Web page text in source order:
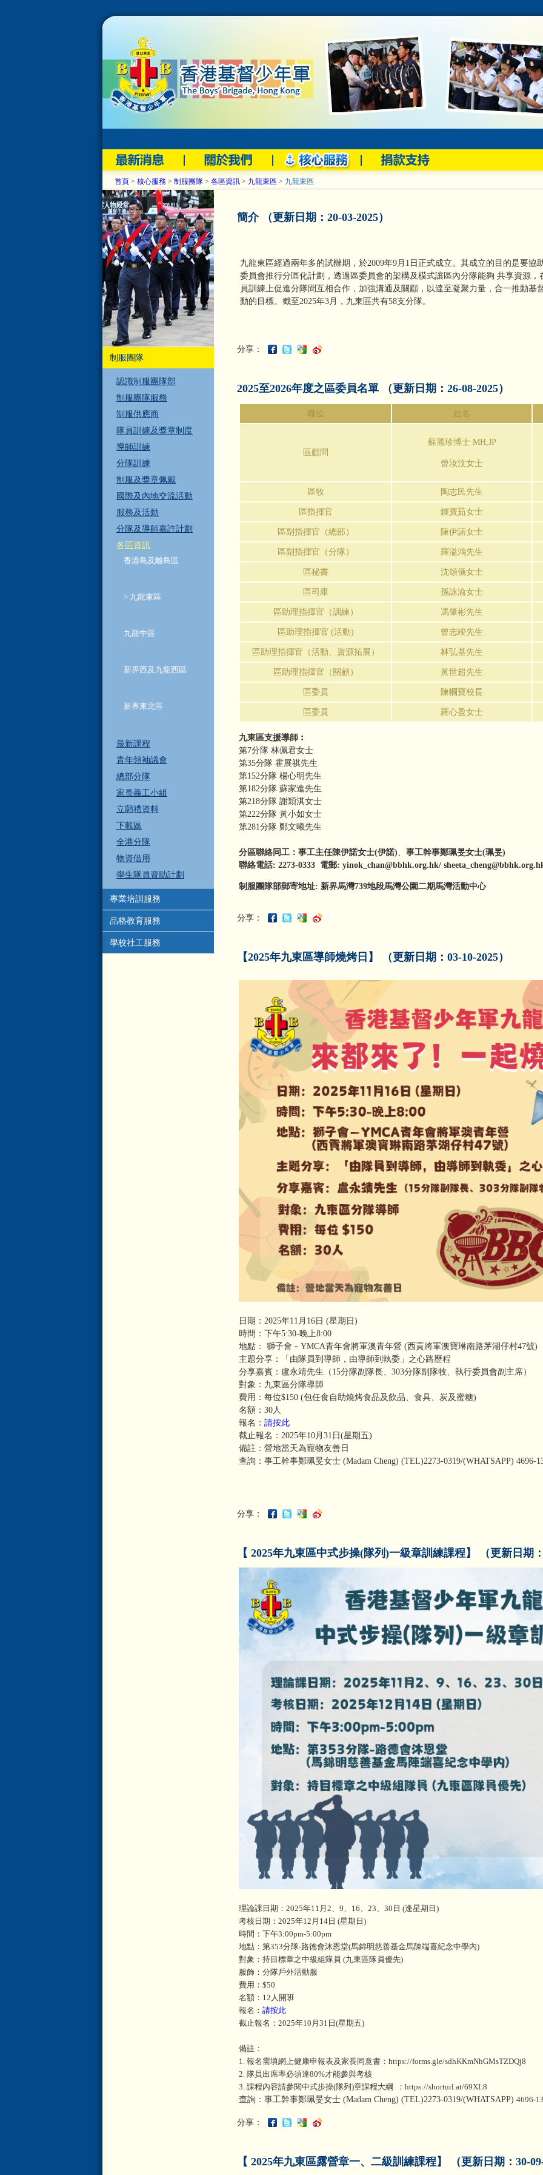
首頁 > 核心服務 > 制服團隊 > 各區資訊 > 九龍東區 > 九龍東區
制服團隊
認識制服團隊部
制服團隊服務
制服供應商
隊員訓練及獎章制度
導師訓練
分隊訓練
制服及獎章佩戴
國際及內地交流活動
服務及活動
分隊及導師嘉許計劃
各區資訊
香港島及離島區
> 九龍東區
九龍中區
新界西及九龍西區
新界東北區
最新課程
青年領袖議會
總部分隊
家長義工小組
立願禮資料
下載區
全港分隊
物資借用
學生隊員資助計劃
專業培訓服務
品格教育服務
學校社工服務
簡介 （更新日期：20-03-2025）
九龍東區經過兩年多的試辦期，於2009年9月1日正式成立。其成立的目的是要協
委員會推行分區化計劃，透過區委員會的架構及模式讓區內分隊能夠 共享資源，
員訓練上促進分隊間互相合作，加強溝通及關顧，以達至凝聚力量，合一推動基
動的目標。 截至2025年3月，九東區共有58支分隊。
分享：
2025至2026年度之區委員名單 （更新日期：26-08-2025）
職位 姓名
區顧問
蘇麗珍博士 MH,JP
曾汝汶女士
區牧 陶志民先生
區指揮官 鍾寶茹女士
區副指揮官（總部） 陳伊諾女士
區副指揮官（分隊） 羅溢鴻先生
區秘書 沈頌儀女士
區司庫 孫詠渝女士
區助理指揮官（訓練） 馮肇彬先生
區助理指揮官 (活動) 曾志竣先生
區助理指揮官（活動、 資源拓展 ） 林弘基先生
區助理指揮官（關顧 ） 黃世超先生
區委員 陳幗寶校長
區委員 羅心盈女士
九東區支援導師︰
第7分隊 林佩君女士
第35分隊 霍展祺先生
第152分隊 楊心明先生
第182分隊 蘇家進先生
第218分隊 謝穎淇女士
第222分隊 黃小如女士
第281分隊 鄭文曦先生
分區聯絡同工： 事工主任陳伊諾女士(伊諾)、 事工幹事鄭珮旻女士(珮旻)
聯絡電話: 2273-0333 電郵: yinok_chan@bbhk.org.hk/
制服團隊部郵寄地址: 新界馬灣739地段馬灣公園二期馬灣活動中心
分享：
【2025年九東區導師燒烤日】 （更新日期：03-10-2025）
日期：2025年11月16日 (星期日)
時間：下午5:30-晚上8:00
地點： 獅子會－YMCA青年會將軍澳青年營 (西貢將軍澳寶琳南路茅湖仔村47號)
主題分享：「由隊員到導師，由導師到執委」之心路歷程
分享嘉賓：盧永靖先生（15分隊副隊長、303分隊副隊牧、執行委員會副主席）
對象：九東區分隊導師
費用：每位$150 (包任食自助燒烤食品及飲品、食具、炭及蜜糖)
名額：30人
報名： 請按此
截止報名：2025年10月31日(星期五)
備註：營地當天為寵物友善日
查詢：事工幹事鄭珮旻女士 (Madam Cheng) (TEL)2273-0319/(WHATSAPP) 4696-
分享：
【 2025年九東區中式步操(隊列)一級章訓練課程】 （更新日期
理論課日期：2025年11月2、9、16、23、30日 (逢星期日)
考核日期：2025年12月14日 (星期日)
時間：下午3:00pm-5:00pm
地點：第353分隊-路德會沐恩堂(馬錦明慈善基金馬陳端喜紀念中學內)
對象：持目標章之中級組隊員 (九東區隊員優先)
服飾：分隊戶外活動服
費用：$50
名額：12人開班
報名： 請按此
截止報名：2025年10月31日(星期五)
備註：
1. 報名需填網上健康申報表及家長同意書：https://forms.gle/sdhKKmNhGMsTZDQj8
2. 隊員出席率必須達80%才能參與考核
3. 課程內容請參閱中式步操(隊列)章課程大綱 ：https://shorturl.at/69XL8
查詢：事工幹事鄭珮旻女士 (Madam Cheng) (TEL)2273-0319/(WHATSAPP) 4696-
分享：
【 2025年九東區露營章一、二級訓練課程】 （更新日期：30-